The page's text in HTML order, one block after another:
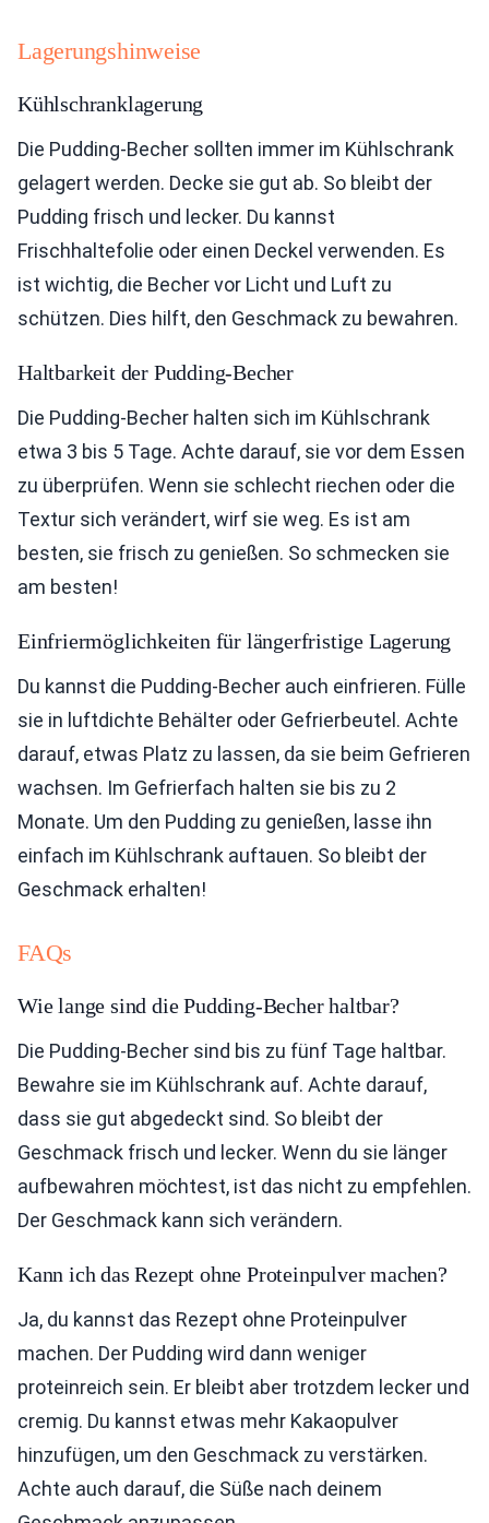
Lagerungshinweise
Kühlschranklagerung
Die Pudding-Becher sollten immer im Kühlschrank
gelagert werden. Decke sie gut ab. So bleibt der
Pudding frisch und lecker. Du kannst
Frischhaltefolie oder einen Deckel verwenden. Es
ist wichtig, die Becher vor Licht und Luft zu
schützen. Dies hilft, den Geschmack zu bewahren.
Haltbarkeit der Pudding-Becher
Die Pudding-Becher halten sich im Kühlschrank
etwa 3 bis 5 Tage. Achte darauf, sie vor dem Essen
zu überprüfen. Wenn sie schlecht riechen oder die
Textur sich verändert, wirf sie weg. Es ist am
besten, sie frisch zu genießen. So schmecken sie
am besten!
Einfriermöglichkeiten für längerfristige Lagerung
Du kannst die Pudding-Becher auch einfrieren. Fülle
sie in luftdichte Behälter oder Gefrierbeutel. Achte
darauf, etwas Platz zu lassen, da sie beim Gefrieren
wachsen. Im Gefrierfach halten sie bis zu 2
Monate. Um den Pudding zu genießen, lasse ihn
einfach im Kühlschrank auftauen. So bleibt der
Geschmack erhalten!
FAQs
Wie lange sind die Pudding-Becher haltbar?
Die Pudding-Becher sind bis zu fünf Tage haltbar.
Bewahre sie im Kühlschrank auf. Achte darauf,
dass sie gut abgedeckt sind. So bleibt der
Geschmack frisch und lecker. Wenn du sie länger
aufbewahren möchtest, ist das nicht zu empfehlen.
Der Geschmack kann sich verändern.
Kann ich das Rezept ohne Proteinpulver machen?
Ja, du kannst das Rezept ohne Proteinpulver
machen. Der Pudding wird dann weniger
proteinreich sein. Er bleibt aber trotzdem lecker und
cremig. Du kannst etwas mehr Kakaopulver
hinzufügen, um den Geschmack zu verstärken.
Achte auch darauf, die Süße nach deinem